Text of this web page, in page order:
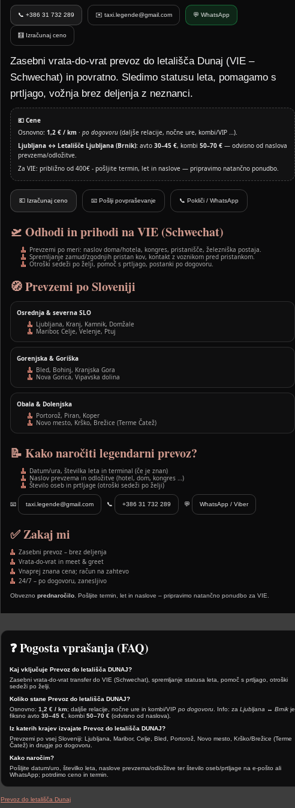
📞 +386 31 732 289 ✉️ taxi.legende@gmail.com 💬 WhatsApp
🧮 Izračunaj ceno
Zasebni vrata-do-vrat prevoz do letališča Dunaj (VIE –
Schwechat) in povratno. Sledimo statusu leta, pomagamo s
prtljago, vožnja brez deljenja z neznanci.
💶 Cene
Osnovno: 1,2 € / km · po dogovoru (daljše relacije, nočne ure, kombi/VIP …).
Ljubljana ↔ Letališče Ljubljana (Brnik): avto 30–45 €, kombi 50–70 € — odvisno od naslova
prevzema/odložitve.
Za VIE: približno od 400€ - pošljite termin, let in naslove — pripravimo natančno ponudbo.
💶 Izračunaj ceno 📧 Pošlji povpraševanje 📞 Pokliči / WhatsApp
🛫 Odhodi in prihodi na VIE (Schwechat)
Prevzemi po meri: naslov doma/hotela, kongres, pristanišče, železniška postaja.
Spremljanje zamud/zgodnjih pristan kov, kontakt z voznikom pred pristankom.
Otroški sedeži po želji, pomoč s prtljago, postanki po dogovoru.
🧭 Prevzemi po Sloveniji
Osrednja & severna SLO
Ljubljana, Kranj, Kamnik, Domžale
Maribor, Celje, Velenje, Ptuj
Gorenjska & Goriška
Bled, Bohinj, Kranjska Gora
Nova Gorica, Vipavska dolina
Obala & Dolenjska
Portorož, Piran, Koper
Novo mesto, Krško, Brežice (Terme Čatež)
📝 Kako naročiti legendarni prevoz?
Datum/ura, številka leta in terminal (če je znan)
Naslov prevzema in odložitve (hotel, dom, kongres …)
Število oseb in prtljage (otroški sedeži po želji)
📧 taxi.legende@gmail.com 📞 +386 31 732 289 💬 WhatsApp / Viber
✅ Zakaj mi
Zasebni prevoz – brez deljenja
Vrata-do-vrat in meet & greet
Vnaprej znana cena; račun na zahtevo
24/7 – po dogovoru, zanesljivo
Obvezno prednaročilo . Pošljite termin, let in naslove – pripravimo natančno ponudbo za VIE.
❓ Pogosta vprašanja (FAQ)
Kaj vključuje Prevoz do letališča DUNAJ?
Zasebni vrata-do-vrat transfer do VIE (Schwechat), spremljanje statusa leta, pomoč s prtljago, otroški
sedeži po želji.
Koliko stane Prevoz do letališča DUNAJ?
Osnovno: 1,2 € / km; daljše relacije, nočne ure in kombi/VIP po dogovoru . Info: za Ljubljana ↔ Brnik je
fiksno avto 30–45 € , kombi 50–70 € (odvisno od naslova).
Iz katerih krajev izvajate Prevoz do letališča DUNAJ?
Prevzemi po vsej Sloveniji: Ljubljana, Maribor, Celje, Bled, Portorož, Novo mesto, Krško/Brežice (Terme
Čatež) in drugje po dogovoru.
Kako naročim?
Pošljite datum/uro, številko leta, naslove prevzema/odložitve ter število oseb/prtljage na e-pošto ali
WhatsApp; potrdimo ceno in termin.
Prevoz do letališča Dunaj